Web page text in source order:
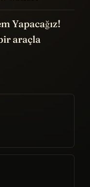
Yapacağız!
araçla